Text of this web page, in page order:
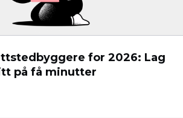
for 2026: Lag
på få minutter